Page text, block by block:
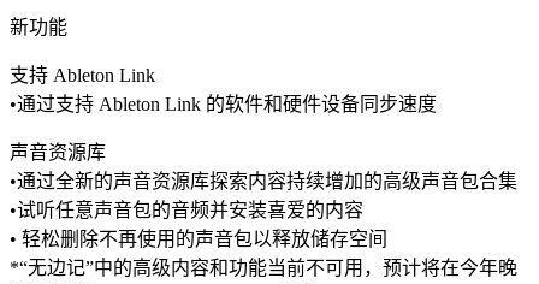
新功能
支持 Ableton Link
•通过支持 Ableton Link 的软件和硬件设备同步速度
声音资源库
•通过全新的声音资源库探索内容持续增加的高级声音包合集
•试听任意声音包的音频并安装喜爱的内容
• 轻松删除不再使用的声音包以释放储存空间
*“无边记”中的高级内容和功能当前不可用，预计将在今年晚